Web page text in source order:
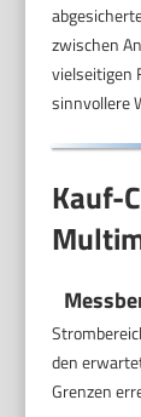
zwischen
vielseitigen
sinnvollere
Kauf-
den
Grenzen